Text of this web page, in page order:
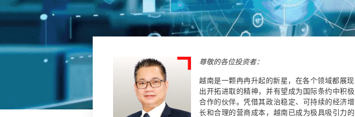
尊敬的各位投资者：
越南是一颗冉冉升起的新星，在各个领域都展现
出开拓进取的精神，并有望成为国际条约中积极
合作的伙伴。凭借其政治稳定、可持续的经济增
长和合理的营商成本，越南已成为极具吸引力的